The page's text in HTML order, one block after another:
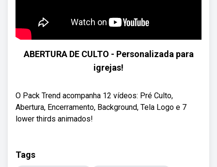
ABERTURA DE CULTO - Personalizada para
igrejas!
O Pack Trend acompanha 12 vídeos: Pré Culto,
Abertura, Encerramento, Background, Tela Logo e 7
lower thirds animados!
Tags